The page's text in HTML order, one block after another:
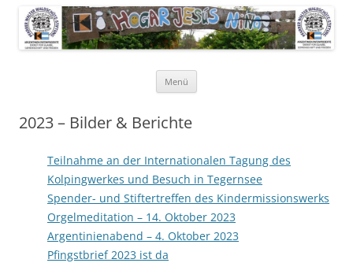
Menü
2023 – Bilder & Berichte
Teilnahme an der Internationalen Tagung des
Kolpingwerkes und Besuch in Tegernsee
Spender- und Stiftertreffen des Kindermissionswerks
Orgelmeditation – 14. Oktober 2023
Argentinienabend – 4. Oktober 2023
Pfingstbrief 2023 ist da